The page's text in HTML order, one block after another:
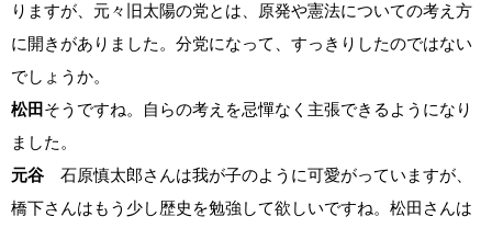
りますが、元々旧太陽の党とは、原発や憲法についての考え方
に開きがありました。分党になって、すっきりしたのではない
でしょうか。
松田 そうですね。自らの考えを忌憚なく主張できるようになり
ました。
元谷 石原慎太郎さんは我が子のように可愛がっていますが、
橋下さんはもう少し歴史を勉強して欲しいですね。松田さんは